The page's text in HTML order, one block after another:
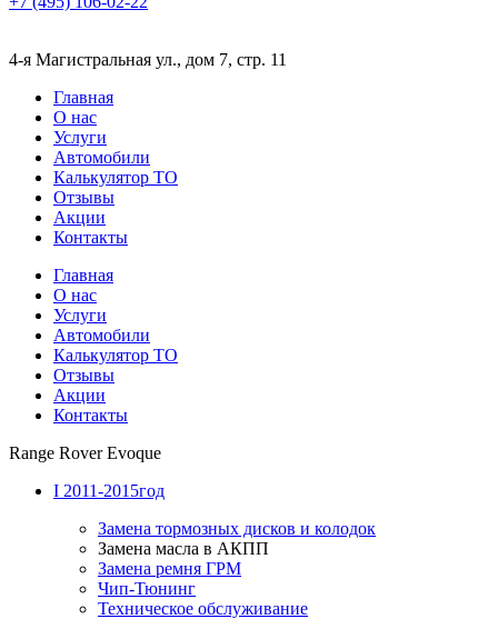
4-я Магистральная ул., дом 7, стр. 11
Главная
О нас
Услуги
Автомобили
Калькулятор ТО
Отзывы
Акции
Контакты
Главная
О нас
Услуги
Автомобили
Калькулятор ТО
Отзывы
Акции
Контакты
Range Rover Evoque
I 2011-2015год
Замена тормозных дисков и колодок
Замена масла в АКПП
Замена ремня ГРМ
Чип-Тюнинг
Техническое обслуживание